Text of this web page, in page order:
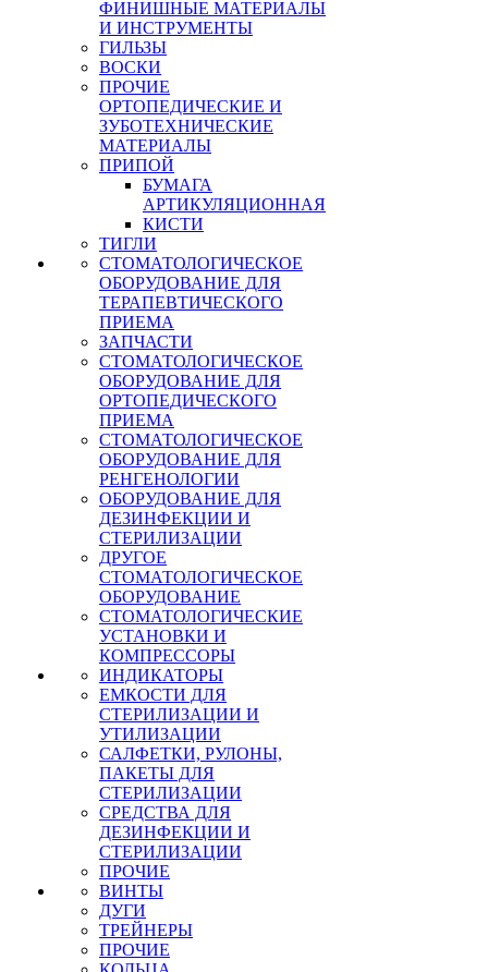
ФИНИШНЫЕ МАТЕРИАЛЫ
И ИНСТРУМЕНТЫ
ГИЛЬЗЫ
ВОСКИ
ПРОЧИЕ
ОРТОПЕДИЧЕСКИЕ И
ЗУБОТЕХНИЧЕСКИЕ
МАТЕРИАЛЫ
ПРИПОЙ
БУМАГА
АРТИКУЛЯЦИОННАЯ
КИСТИ
ТИГЛИ
СТОМАТОЛОГИЧЕСКОЕ
ОБОРУДОВАНИЕ ДЛЯ
ТЕРАПЕВТИЧЕСКОГО
ПРИЕМА
ЗАПЧАСТИ
СТОМАТОЛОГИЧЕСКОЕ
ОБОРУДОВАНИЕ ДЛЯ
ОРТОПЕДИЧЕСКОГО
ПРИЕМА
СТОМАТОЛОГИЧЕСКОЕ
ОБОРУДОВАНИЕ ДЛЯ
РЕНГЕНОЛОГИИ
ОБОРУДОВАНИЕ ДЛЯ
ДЕЗИНФЕКЦИИ И
СТЕРИЛИЗАЦИИ
ДРУГОЕ
СТОМАТОЛОГИЧЕСКОЕ
ОБОРУДОВАНИЕ
СТОМАТОЛОГИЧЕСКИЕ
УСТАНОВКИ И
КОМПРЕССОРЫ
ИНДИКАТОРЫ
ЕМКОСТИ ДЛЯ
СТЕРИЛИЗАЦИИ И
УТИЛИЗАЦИИ
САЛФЕТКИ, РУЛОНЫ,
ПАКЕТЫ ДЛЯ
СТЕРИЛИЗАЦИИ
СРЕДСТВА ДЛЯ
ДЕЗИНФЕКЦИИ И
СТЕРИЛИЗАЦИИ
ПРОЧИЕ
ВИНТЫ
ДУГИ
ТРЕЙНЕРЫ
ПРОЧИЕ